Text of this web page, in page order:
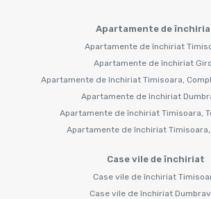
Apartamente de
Apartamente de închiriat
Apartamente de închiriat
Apartamente de închiriat Timisoara,
Apartamente de închiriat
Apartamente de închiriat Timisoara,
Apartamente de închiriat
Case vile de închiriat
Case vile de închiriat
Case vile de închiriat